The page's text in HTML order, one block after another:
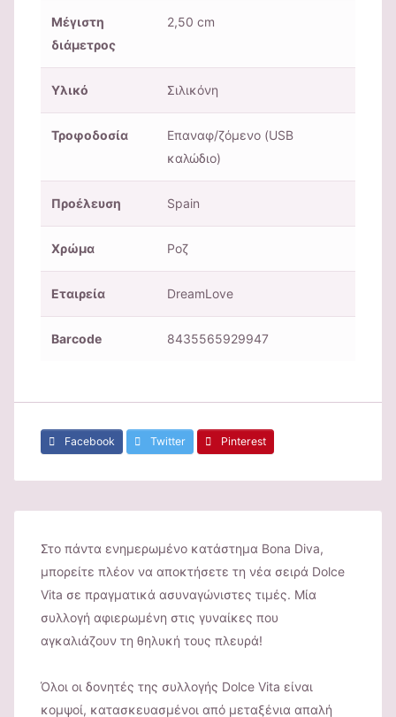
Μέγιστη
διάμετρος
2,50 cm
Υλικό Σιλικόνη
Τροφοδοσία
Επαναφ/ζόμενο (USB
καλώδιο)
Προέλευση Spain
Χρώμα Ροζ
Εταιρεία DreamLove
Barcode 8435565929947
Facebook Twitter Pinterest
Στο πάντα ενημερωμένο κατάστημα Bona Diva,
μπορείτε πλέον να αποκτήσετε τη νέα σειρά Dolce
Vita σε πραγματικά ασυναγώνιστες τιμές. Μία
συλλογή αφιερωμένη στις γυναίκες που
αγκαλιάζουν τη θηλυκή τους πλευρά!
Όλοι οι δονητές της συλλογής Dolce Vita είναι
κομψοί, κατασκευασμένοι από μεταξένια απαλή